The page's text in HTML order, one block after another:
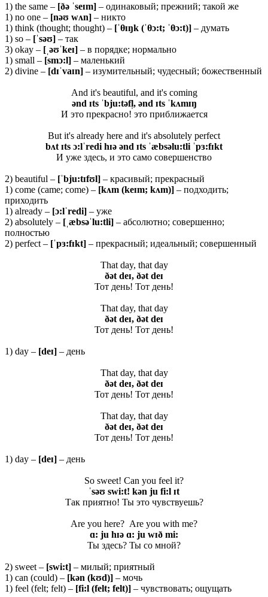
1) the same – [ðə ˈseɪm] – одинаковый; прежний; такой же
1) no one – [nəʊ wʌn] – никто
1) think (thought; thought) – [ˈθɪŋk (ˈθɔ:t; ˈθɔ:t)] – думать
1) so – [ˈsəʊ] – так
3) okay – [ˌəʊˈkeɪ] – в порядке; нормально
1) small – [smɔ:l] – маленький
2) divine – [dɪˈvaɪn] – изумительный; чудесный; божественный
And it's beautiful, and it's coming
ənd ɪts ˈbju:təfl̩, ənd ɪts ˈkʌmɪŋ
И это прекрасно! это приближается
But it's already here and it's absolutely perfect
bʌt ɪts ɔ:lˈredi hɪə ənd ɪts ˈæbsəlu:tli ˈpɜ:fɪkt
И уже здесь, и это само совершенство
2) beautiful – [ˈbju:tɪfʊl] – красивый; прекрасный
1) come (came; come) – [kʌm (keɪm; kʌm)] – подходить;
приходить
1) already – [ɔ:lˈredi] – уже
2) absolutely – [ˌæbsəˈlu:tli] – абсолютно; совершенно;
полностью
2) perfect – [ˈpɜ:fɪkt] – прекрасный; идеальный; совершенный
That day, that day
ðət deɪ, ðət deɪ
Тот день! Тот день!
That day, that day
ðət deɪ, ðət deɪ
Тот день! Тот день!
1) day – [deɪ] – день
That day, that day
ðət deɪ, ðət deɪ
Тот день! Тот день!
That day, that day
ðət deɪ, ðət deɪ
Тот день! Тот день!
1) day – [deɪ] – день
So sweet! Can you feel it?
ˈsəʊ swi:t! kən ju fi:l ɪt
Так приятно! Ты это чувствуешь?
Are you here? Are you with me?
ɑ: ju hɪə ɑ: ju wɪð mi:
Ты здесь? Ты со мной?
2) sweet – [swi:t] – милый; приятный
1) can (could) – [kən (kʊd)] – мочь
1) feel (felt; felt) – [fi:l (felt; felt)] – чувствовать; ощущать